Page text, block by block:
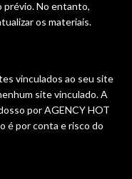
prévio. No entanto,
os materiais.
vinculados ao seu site
site vinculado. A
por AGENCY HOT
é por conta e risco do